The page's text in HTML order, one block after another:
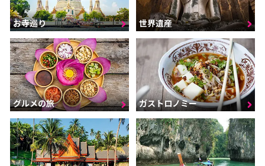
お寺巡り 世界遺産
グルメの旅 ガストロノミー